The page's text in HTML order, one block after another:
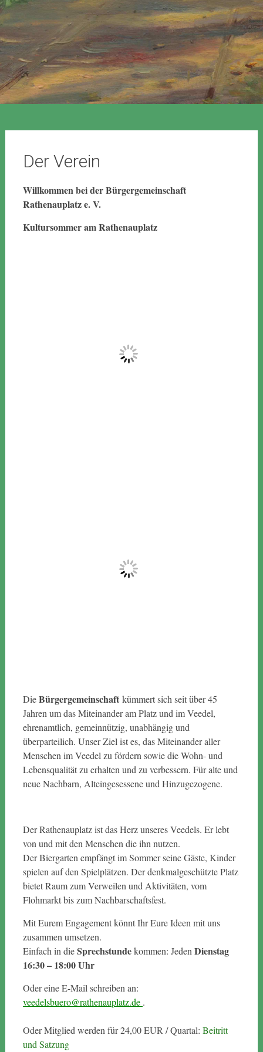
Der Verein
Willkommen bei der Bürgergemeinschaft
Rathenauplatz e. V.
Kultursommer am Rathenauplatz
DieBürgergemeinschaftkümmert sich seit über 45
Jahren um das Miteinander am Platz und im Veedel,
ehrenamtlich, gemeinnützig, unabhängig und
überparteilich. Unser Ziel ist es, das Miteinander aller
Menschen im Veedel zu fördern sowie die Wohn- und
Lebensqualität zu erhalten und zu verbessern. Für alte und
neue Nachbarn, Alteingesessene und Hinzugezogene.
Der Rathenauplatz ist das Herz unseres Veedels. Er lebt
von und mit den Menschen die ihn nutzen.
Der Biergarten empfängt im Sommer seine Gäste, Kinder
spielen auf den Spielplätzen. Der denkmalgeschützte Platz
bietet Raum zum Verweilen und Aktivitäten, vom
Flohmarkt bis zum Nachbarschaftsfest.
Mit Eurem Engagement könnt Ihr Eure Ideen mit uns
zusammen umsetzen.
Einfach in dieSprechstundekommen: Jeden Dienstag
16:30 – 18:00 Uhr
Oder eine E-Mail schreiben an:
veedelsbuero@rathenauplatz.de .
Oder Mitglied werden für 24,00 EUR / Quartal: Beitritt
und Satzung